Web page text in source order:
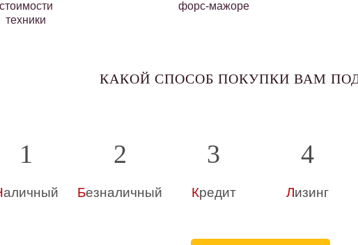
техники
форс-мажоре
КАКОЙ СПОСОБ ПОКУПКИ ВАМ
1
аличный
2
Безналичный
3
Кредит
4
Лизинг